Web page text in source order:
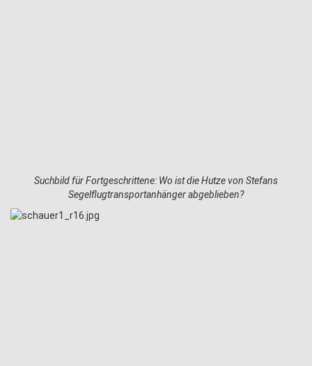
Suchbild für Fortgeschrittene: Wo ist die Hutze von Stefans
Segelflugtransportanhänger abgeblieben?